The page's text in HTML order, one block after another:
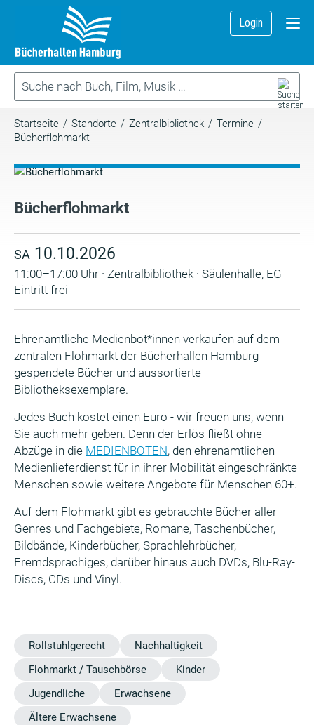
Login
Startseite / Standorte / Zentralbibliothek / Termine /
Bücherflohmarkt
Bücherflohmarkt
SA 10.10.2026
11:00–17:00 Uhr · Zentralbibliothek · Säulenhalle, EG
Eintritt frei
Ehrenamtliche Medienbot*innen verkaufen auf dem
zentralen Flohmarkt der Bücherhallen Hamburg
gespendete Bücher und aussortierte
Bibliotheksexemplare.
Jedes Buch kostet einen Euro - wir freuen uns, wenn
Sie auch mehr geben. Denn der Erlös fließt ohne
Abzüge in die MEDIENBOTEN, den ehrenamtlichen
Medienlieferdienst für in ihrer Mobilität eingeschränkte
Menschen sowie weitere Angebote für Menschen 60+.
Auf dem Flohmarkt gibt es gebrauchte Bücher aller
Genres und Fachgebiete, Romane, Taschenbücher,
Bildbände, Kinderbücher, Sprachlehrbücher,
Fremdsprachiges, darüber hinaus auch DVDs, Blu-Ray-
Discs, CDs und Vinyl.
Rollstuhlgerecht
Nachhaltigkeit
Flohmarkt / Tauschbörse
Kinder
Jugendliche
Erwachsene
Ältere Erwachsene